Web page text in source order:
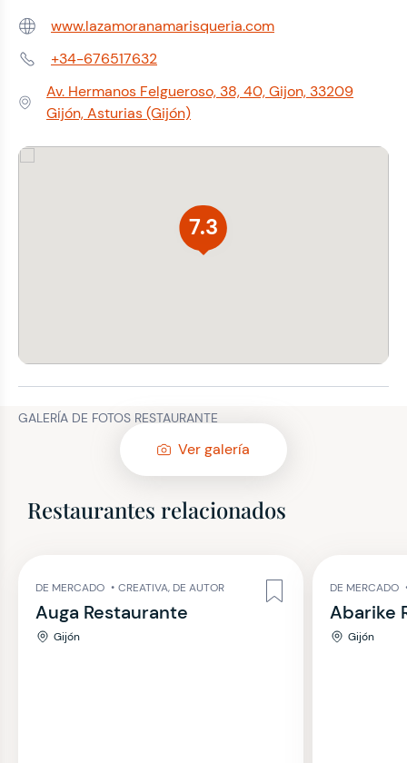
Web: www.lazamoranamarisqueria.com
Teléfono:+34-676517632
Dirección:
Av. Hermanos Felgueroso, 38, 40, Gijon, 33209
Gijón, Asturias (Gijón)
7.3
GALERÍA DE FOTOS RESTAURANTE
Ver galería
Restaurantes relacionados
DE MERCADO • CREATIVA, DE AUTOR
Auga Restaurante
Gijón
DE MERCADO
Abarike
Gijón